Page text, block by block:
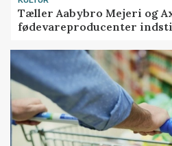
Tæller Aabybro Mejeri og
fødevareproducenter